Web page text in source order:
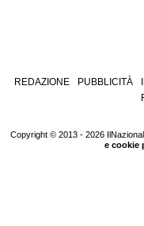
REDAZIONE PUBBLICITÀ
Copyright © 2013 - 2026
e cookie